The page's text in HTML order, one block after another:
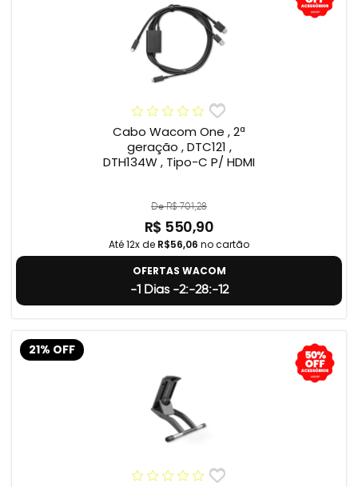
Cabo Wacom One , 2ª
geração , DTC121 ,
DTH134W , Tipo-C P/ HDMI
De R$ 701,28
R$ 550,90
Até 12x de R$56,06 no cartão
OFERTAS WACOM
-1 Dias -2:-28:-13
21% OFF